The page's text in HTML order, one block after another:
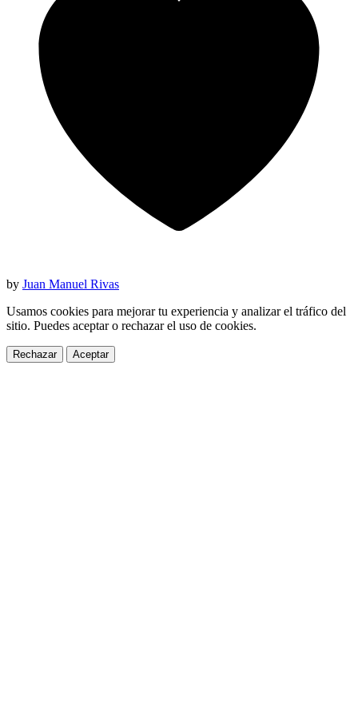
by Juan Manuel Rivas
Usamos cookies para mejorar tu experiencia y analizar el tráfico del
sitio. Puedes aceptar o rechazar el uso de cookies.
Rechazar Aceptar